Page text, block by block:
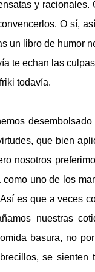
y
O sí,
un libro de humor
te echan las
todavía.
que bien
nosotros
uno de los
es que a veces
nuestras
basura, no
se